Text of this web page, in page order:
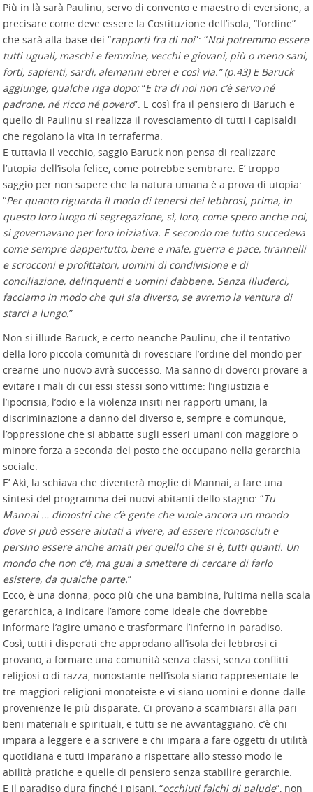
Più in là sarà Paulinu, servo di convento e maestro di eversione, a
precisare come deve essere la Costituzione dell’isola, “l’ordine”
che sarà alla base dei “rapporti fra di noi”: “Noi potremmo essere
tutti uguali, maschi e femmine, vecchi e giovani, più o meno sani,
forti, sapienti, sardi, alemanni ebrei e così via.” (p.43) E Baruck
aggiunge, qualche riga dopo:“E tra di noi non c’è servo né
padrone, né ricco né povero”. E così fra il pensiero di Baruch e
quello di Paulinu si realizza il rovesciamento di tutti i capisaldi
che regolano la vita in terraferma.
E tuttavia il vecchio, saggio Baruck non pensa di realizzare
l’utopia dell’isola felice, come potrebbe sembrare. E’ troppo
saggio per non sapere che la natura umana è a prova di utopia:
“Per quanto riguarda il modo di tenersi dei lebbrosi, prima, in
questo loro luogo di segregazione, sì, loro, come spero anche noi,
si governavano per loro iniziativa. E secondo me tutto succedeva
come sempre dappertutto, bene e male, guerra e pace, tirannelli
e scrocconi e profittatori, uomini di condivisione e di
conciliazione, delinquenti e uomini dabbene. Senza illuderci,
facciamo in modo che qui sia diverso, se avremo la ventura di
starci a lungo.”
Non si illude Baruck, e certo neanche Paulinu, che il tentativo
della loro piccola comunità di rovesciare l’ordine del mondo per
crearne uno nuovo avrà successo. Ma sanno di doverci provare a
evitare i mali di cui essi stessi sono vittime: l’ingiustizia e
l’ipocrisia, l’odio e la violenza insiti nei rapporti umani, la
discriminazione a danno del diverso e, sempre e comunque,
l’oppressione che si abbatte sugli esseri umani con maggiore o
minore forza a seconda del posto che occupano nella gerarchia
sociale.
E’ Akì, la schiava che diventerà moglie di Mannai, a fare una
sintesi del programma dei nuovi abitanti dello stagno: “Tu
Mannai … dimostri che c’è gente che vuole ancora un mondo
dove si può essere aiutati a vivere, ad essere riconosciuti e
persino essere anche amati per quello che si è, tutti quanti. Un
mondo che non c’è, ma guai a smettere di cercare di farlo
esistere, da qualche parte.”
Ecco, è una donna, poco più che una bambina, l’ultima nella scala
gerarchica, a indicare l’amore come ideale che dovrebbe
informare l’agire umano e trasformare l’inferno in paradiso.
Così, tutti i disperati che approdano all’isola dei lebbrosi ci
provano, a formare una comunità senza classi, senza conflitti
religiosi o di razza, nonostante nell’isola siano rappresentate le
tre maggiori religioni monoteiste e vi siano uomini e donne dalle
provenienze le più disparate. Ci provano a scambiarsi alla pari
beni materiali e spirituali, e tutti se ne avvantaggiano: c’è chi
impara a leggere e a scrivere e chi impara a fare oggetti di utilità
quotidiana e tutti imparano a rispettare allo stesso modo le
abilità pratiche e quelle di pensiero senza stabilire gerarchie.
E il paradiso dura finché i pisani, “occhiuti falchi di palude”, non